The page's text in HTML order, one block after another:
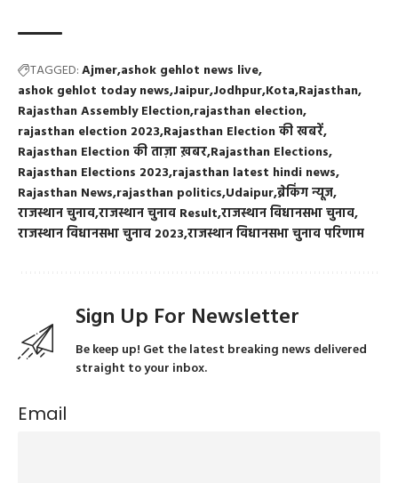
TAGGED:Ajmer ashok gehlot news live
ashok gehlot today news Jaipur Jodhpur Kota Rajasthan
Rajasthan Assembly Election rajasthan election
rajasthan election 2023 Rajasthan Election की खबरें
Rajasthan Election की ताज़ा ख़बर Rajasthan Elections
Rajasthan Elections 2023 rajasthan latest hindi news
Rajasthan News rajasthan politics Udaipurब्रेकिंग न्यूज
राजस्थान चुनावराजस्थान चुनाव Result राजस्थान विधानसभा चुनाव
राजस्थान विधानसभा चुनाव 2023 राजस्थान विधानसभा चुनाव परिणाम
Sign Up For Newsletter
Be keep up! Get the latest breaking news delivered
straight to your inbox.
Email